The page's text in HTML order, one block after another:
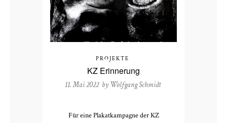
PROJEKTE
KZ Erinnerung
11. Mai 2022 by Wolfgang Schmidt
Für eine Plakatkampagne der KZ